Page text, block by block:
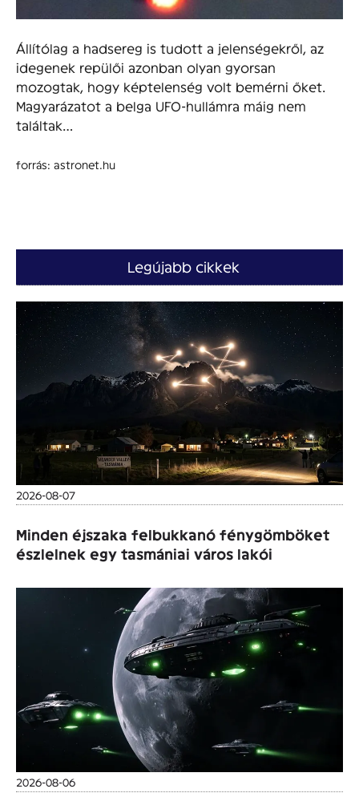
Állítólag a hadsereg is tudott a jelenségekről, az
idegenek repülői azonban olyan gyorsan
mozogtak, hogy képtelenség volt bemérni őket.
Magyarázatot a belga UFO-hullámra máig nem
találtak…
forrás: astronet.hu
Legújabb cikkek
2026-08-07
Minden éjszaka felbukkanó fénygömböket
észlelnek egy tasmániai város lakói
2026-08-06